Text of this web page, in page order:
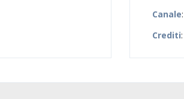
Canale
Crediti